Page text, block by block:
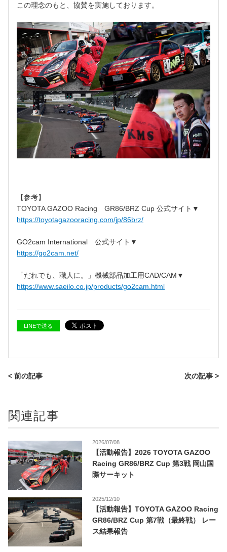
この理念のもと、協賛を実施しております。
【参考】
TOYOTA GAZOO Racing GR86/BRZ Cup 公式サイト▼
https://toyotagazooracing.com/jp/86brz/
GO2cam International 公式サイト▼
https://go2cam.net/
「だれでも、職人に。」機械部品加工用CAD/CAM▼
https://www.saeilo.co.jp/products/go2cam.html
LINEで送る
< 前の記事 次の記事 >
関連記事
2026/07/08
【活動報告】2026 TOYOTA GAZOO
Racing GR86/BRZ Cup 第3戦 岡山国
際サーキット
2025/12/10
【活動報告】TOYOTA GAZOO Racing
GR86/BRZ Cup 第7戦（最終戦） レー
ス結果報告